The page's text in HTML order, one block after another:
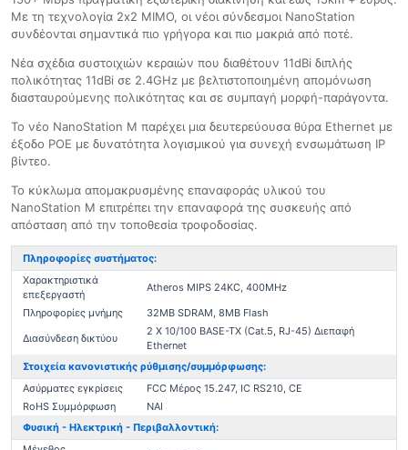
Με τη τεχνολογία 2x2 MIMO, οι νέοι σύνδεσμοι NanoStation
συνδέονται σημαντικά πιο γρήγορα και πιο μακριά από ποτέ.
Νέα σχέδια συστοιχιών κεραιών που διαθέτουν 11dBi διπλής
πολικότητας 11dBi σε 2.4GHz με βελτιστοποιημένη απομόνωση
διασταυρούμενης πολικότητας και σε συμπαγή μορφή-παράγοντα.
Το νέο NanoStation M παρέχει μια δευτερεύουσα θύρα Ethernet με
έξοδο POE με δυνατότητα λογισμικού για συνεχή ενσωμάτωση IP
βίντεο.
Το κύκλωμα απομακρυσμένης επαναφοράς υλικού του
NanoStation M επιτρέπει την επαναφορά της συσκευής από
απόσταση από την τοποθεσία τροφοδοσίας.
Πληροφορίες συστήματος:
Χαρακτηριστικά
επεξεργαστή
Atheros MIPS 24KC, 400MHz
Πληροφορίες μνήμης
32MB SDRAM, 8MB Flash
Διασύνδεση δικτύου
2 X 10/100 BASE-TX (Cat.5, RJ-45) Διεπαφή
Ethernet
Στοιχεία κανονιστικής ρύθμισης/συμμόρφωσης:
Ασύρματες εγκρίσεις
FCC Μέρος 15.247, IC RS210, CE
RoHS Συμμόρφωση
ΝΑΙ
Φυσική - Ηλεκτρική - Περιβαλλοντική: